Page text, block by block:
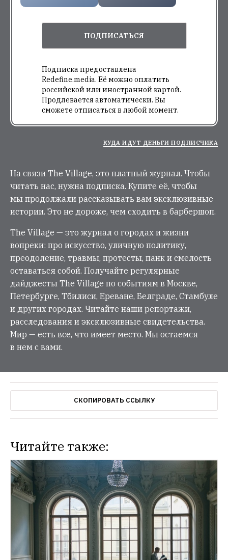
ПОДПИСАТЬСЯ
Подписка предоставлена
Redefine.media. Её можно оплатить
российской или иностранной картой.
Продлевается автоматически. Вы
сможете отписаться в любой момент.
КУДА ИДУТ ДЕНЬГИ ПОДПИСЧИКА
На связи The Village, это платный журнал. Чтобы
читать нас, нужна подписка. Купите её, чтобы
мы продолжали рассказывать вам эксклюзивные
истории. Это не дороже, чем сходить в барбершоп.
The Village — это журнал о городах и жизни
вопреки: про искусство, уличную политику,
преодоление, травмы, протесты, панк и смелость
оставаться собой. Получайте регулярные
дайджесты The Village по событиям в Москве,
Петербурге, Тбилиси, Ереване, Белграде, Стамбуле
и других городах. Читайте наши репортажи,
расследования и эксклюзивные свидетельства.
Мир — есть все, что имеет место. Мы остаемся
в нем с вами.
СКОПИРОВАТЬ ССЫЛКУ
Читайте также: